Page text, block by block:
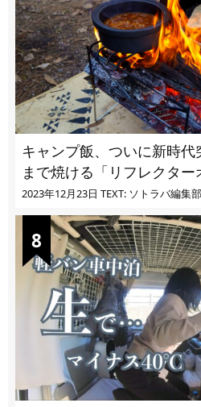
キャンプ飯、ついに新時
まで焼ける「リフレクタ
ぎる
2023年12月23日 TEXT: ソトラバ編集部